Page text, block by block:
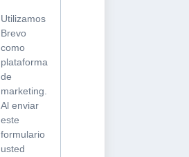
Utilizamos
Brevo
como
plataforma
de
marketing.
Al enviar
este
formulario
usted